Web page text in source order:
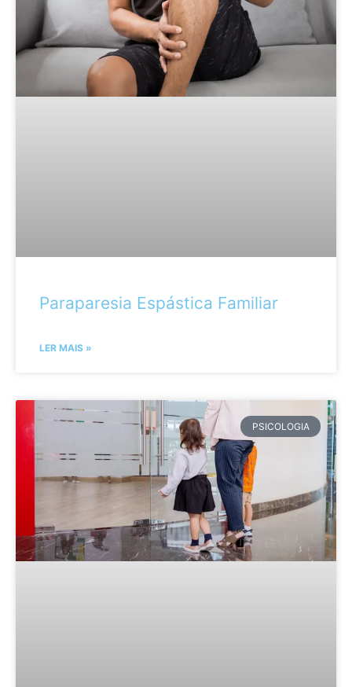
Paraparesia Espástica Familiar
LER MAIS »
PSICOLOGIA